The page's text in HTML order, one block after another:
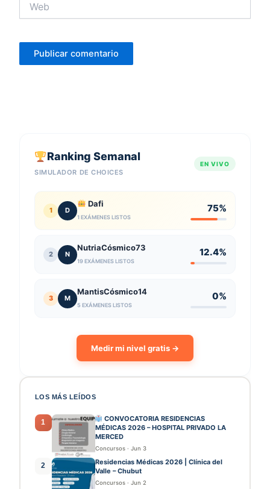
Ranking Semanal
SIMULADOR DE CHOICES
EN VIVO
1 D
Dafi
1 EXÁMENES LISTOS
75%
2 N
NutriaCósmico73
19 EXÁMENES LISTOS
12.4%
3 M
MantisCósmico14
5 EXÁMENES LISTOS
0%
Medir mi nivel gratis →
LOS MÁS LEÍDOS
1
CONVOCATORIA RESIDENCIAS
MÉDICAS 2026 – HOSPITAL PRIVADO LA
MERCED
Concursos · Jun 3
2
Residencias Médicas 2026 | Clínica del
Valle – Chubut
Concursos · Jun 2